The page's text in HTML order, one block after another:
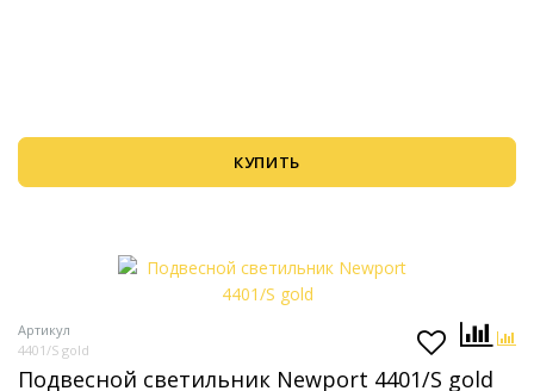
КУПИТЬ
Артикул
4401/S gold
Подвесной светильник Newport 4401/S gold